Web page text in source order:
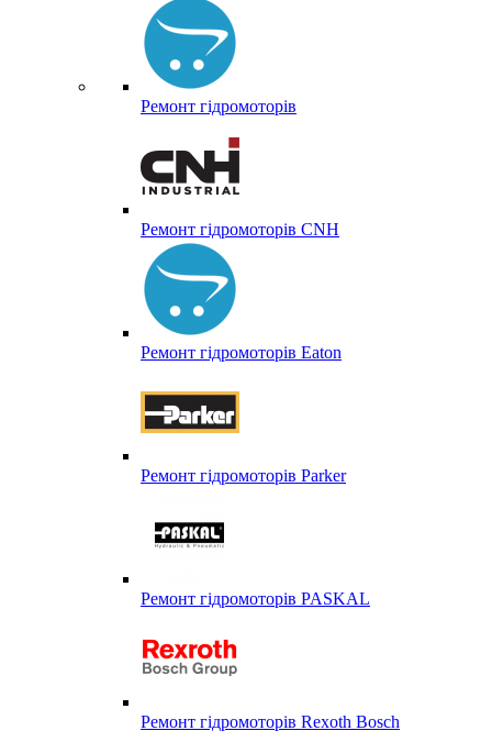
Ремонт гідромоторів
Ремонт гідромоторів CNH
Ремонт гідромоторів Eaton
Ремонт гідромоторів Parker
Ремонт гідромоторів PASKAL
Ремонт гідромоторів Rexoth Bosch